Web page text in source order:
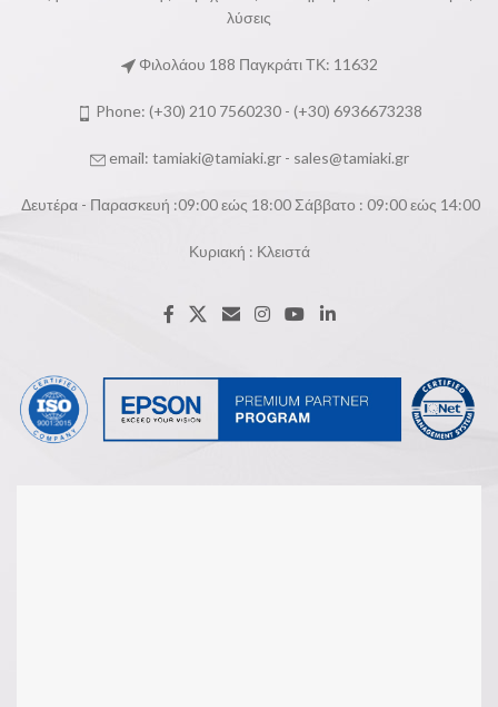
λύσεις
Φιλολάου 188 Παγκράτι ΤΚ: 11632
Phone: (+30) 210 7560230 - (+30) 6936673238
email: tamiaki@tamiaki.gr- sales@tamiaki.gr
Δευτέρα - Παρασκευή :09:00 εώς 18:00 Σάββατο : 09:00 εώς 14:00
Κυριακή : Κλειστά